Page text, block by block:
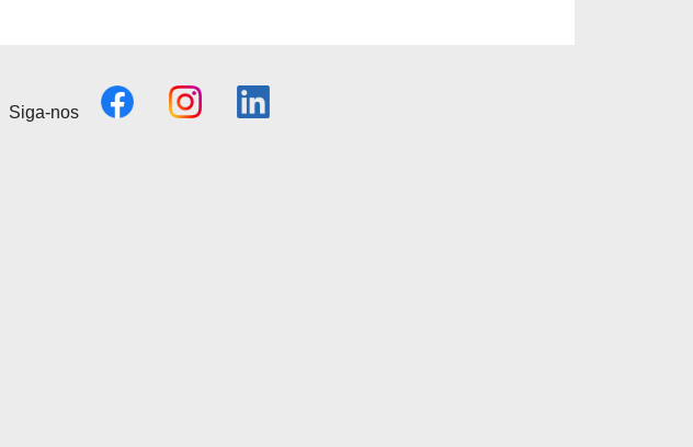
Siga-nos